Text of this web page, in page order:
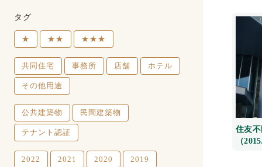
タグ
★ ★★ ★★★
共同住宅 事務所 店舗 ホテル
その他用途
公共建築物 民間建築物
テナント認証
2022 2021 2020 2019
住友
（